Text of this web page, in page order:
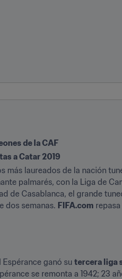
de la CAF
a Catar 2019
más laureados de la nación
palmarés, con la Liga de
de Casablanca, el grande
dos semanas. FIFA.com
ganó su tercera liga
se remonta a 1942; 23